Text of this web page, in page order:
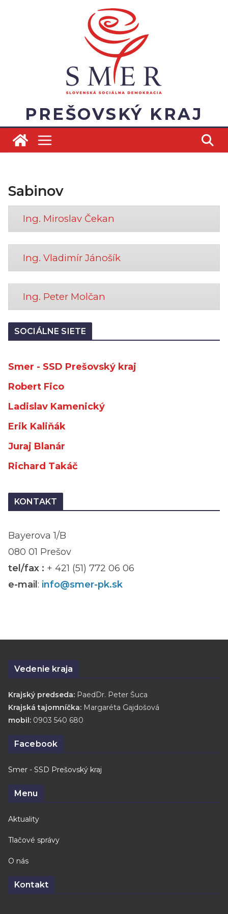
PREŠOVSKÝ KRAJ
Sabinov
Ing. Miroslav Čekan
Ing. Vladimír Jánošík
Ing. Peter Molčan
SOCIÁLNE SIETE
Smer - SSD Prešovský kraj
Robert Fico
Ladislav Kamenický
Erik Kaliňák
Juraj Blanár
Richard Takáč
KONTAKT
Bayerova 1/B
080 01 Prešov
tel/fax : + 421 (51) 772 06 06
e-mail : info@smer-pk.sk
Vedenie kraja
Krajský predseda: PaedDr. Peter Šuca
Krajská tajomníčka: Margaréta Gajdošová
mobil: 0903 540 680
Facebook
Smer - SSD Prešovský kraj
Menu
Aktuality
Tlačové správy
O nás
Kontakt